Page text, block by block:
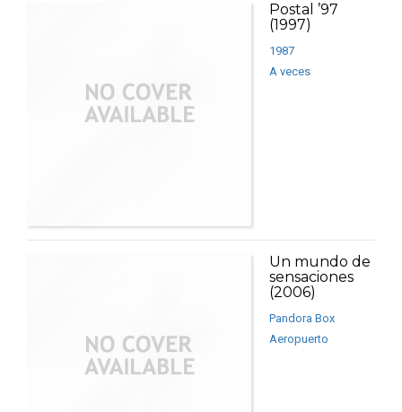
Postal ’97
(1997)
1987
A veces
Un mundo de
sensaciones
(2006)
Pandora Box
Aeropuerto